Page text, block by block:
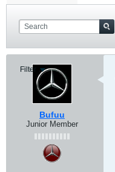
Filter
Bufuu
Junior Member